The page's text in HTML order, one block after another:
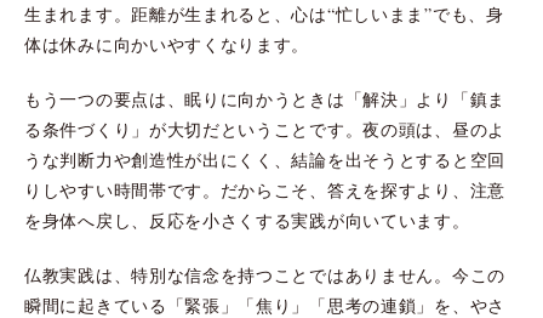
生まれます。距離が生まれると、心は“忙しいまま”でも、身
体は休みに向かいやすくなります。
もう一つの要点は、眠りに向かうときは「解決」より「鎮ま
る条件づくり」が大切だということです。夜の頭は、昼のよ
うな判断力や創造性が出にくく、結論を出そうとすると空回
りしやすい時間帯です。だからこそ、答えを探すより、注意
を身体へ戻し、反応を小さくする実践が向いています。
仏教実践は、特別な信念を持つことではありません。今この
瞬間に起きている「緊張」「焦り」「思考の連鎖」を、やさ